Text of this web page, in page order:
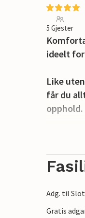
5 Gjester
ideelt
Like
får du
opphold.
Du bor
familien
Adg. til
Gratis